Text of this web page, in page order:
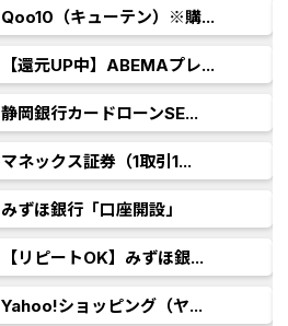
Qoo10（キューテン）※購...
【還元UP中】ABEMAプレ...
静岡銀行カードローンSE...
マネックス証券（1取引1...
みずほ銀行「口座開設」
【リピートOK】みずほ銀...
Yahoo!ショッピング（ヤ...